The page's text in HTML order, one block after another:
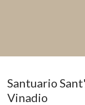
Santuario
Vinadio